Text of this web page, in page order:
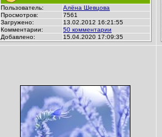
Пользователь:
Алёна Шевцова
Просмотров:
7561
Загружено:
13.02.2012 16:21:55
Комментарии:
50 комментарии
Добавлено:
15.04.2020 17:09:35